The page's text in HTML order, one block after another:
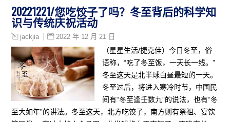
20221221/您吃饺子了吗？冬至背后的科学知
识与传统庆祝活动
jackjia 2022 年 12 月 21 日
（星星生活/捷克佳）今日冬至，俗
语称，“吃了冬至饭，一天长一线。”
冬至这天是北半球白昼最短的一天。
冬至过后，将进入寒冷时节，中国民
间有“冬至逢壬数九”的说法，也有“冬
至大如年”的讲法。冬至这天，北方吃饺子，南方则有祭祖、宴饮